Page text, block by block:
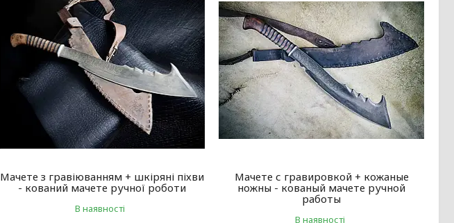
Мачете з гравіюванням + шкіряні піхви
- кований мачете ручної роботи
В наявності
Мачете с гравировкой + кожаные
ножны - кованый мачете ручной
работы
В наявності